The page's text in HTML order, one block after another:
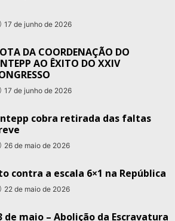
17 de junho de 2026
DA COORDENAÇÃO DO
AO ÊXITO DO XXIV
17 de junho de 2026
cobra retirada das faltas
26 de maio de 2026
contra a escala 6×1 na República
22 de maio de 2026
de maio – Abolição da Escravatura